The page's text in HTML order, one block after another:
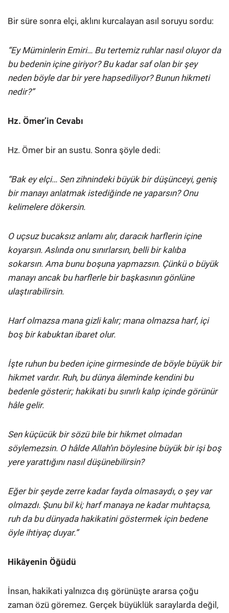
Bir süre sonra elçi, aklını kurcalayan asıl soruyu sordu:
“Ey Müminlerin Emiri… Bu tertemiz ruhlar nasıl oluyor da
bu bedenin içine giriyor? Bu kadar saf olan bir şey
neden böyle dar bir yere hapsediliyor? Bunun hikmeti
nedir?”
Hz. Ömer’in Cevabı
Hz. Ömer bir an sustu. Sonra şöyle dedi:
“Bak ey elçi… Sen zihnindeki büyük bir düşünceyi, geniş
bir manayı anlatmak istediğinde ne yaparsın? Onu
kelimelere dökersin.
O uçsuz bucaksız anlamı alır, daracık harflerin içine
koyarsın. Aslında onu sınırlarsın, belli bir kalıba
sokarsın. Ama bunu boşuna yapmazsın. Çünkü o büyük
manayı ancak bu harflerle bir başkasının gönlüne
ulaştırabilirsin.
Harf olmazsa mana gizli kalır; mana olmazsa harf, içi
boş bir kabuktan ibaret olur.
İşte ruhun bu beden içine girmesinde de böyle büyük bir
hikmet vardır. Ruh, bu dünya âleminde kendini bu
bedenle gösterir; hakikati bu sınırlı kalıp içinde görünür
hâle gelir.
Sen küçücük bir sözü bile bir hikmet olmadan
söylemezsin. O hâlde Allah’ın böylesine büyük bir işi boş
yere yarattığını nasıl düşünebilirsin?
Eğer bir şeyde zerre kadar fayda olmasaydı, o şey var
olmazdı. Şunu bil ki; harf manaya ne kadar muhtaçsa,
ruh da bu dünyada hakikatini göstermek için bedene
öyle ihtiyaç duyar.”
Hikâyenin Öğüdü
İnsan, hakikati yalnızca dış görünüşte ararsa çoğu
zaman özü göremez. Gerçek büyüklük saraylarda değil,